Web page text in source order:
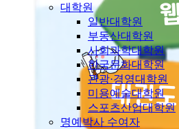
대학원
일반대학원
부동산대학원
사회과학대학원
한국문화대학원
관광·경영대학원
미용예술대학원
스포츠산업대학원
명예박사 수여자